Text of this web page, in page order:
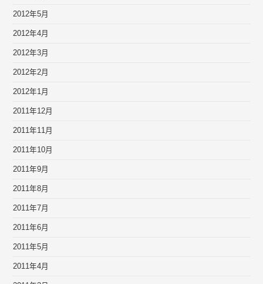
2012年5月
2012年4月
2012年3月
2012年2月
2012年1月
2011年12月
2011年11月
2011年10月
2011年9月
2011年8月
2011年7月
2011年6月
2011年5月
2011年4月